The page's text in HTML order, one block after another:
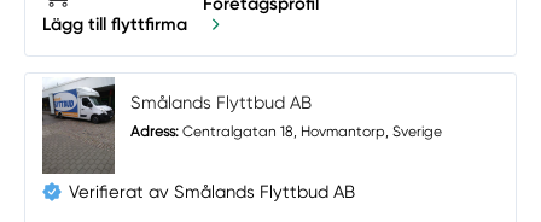
Lägg till flyttfirma
Smålands Flyttbud AB
Adress: Centralgatan 18, Hovmantorp, Sverige
Verifierat av Smålands Flyttbud AB